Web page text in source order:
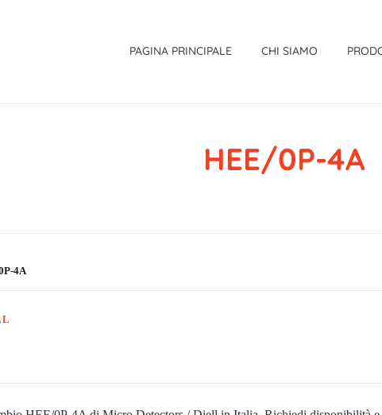
PAGINA PRINCIPALE CHI SIAMO
HEE/0P-4A
4A